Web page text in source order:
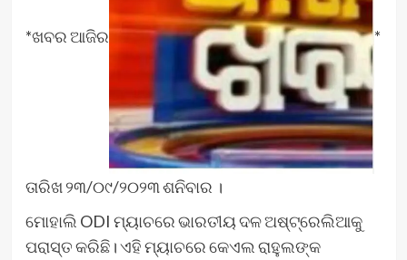
*ଖବର ଆଜିର *
ତାରିଖ ୨୩/୦୯/୨୦୨୩ ଶନିବାର ।
ମୋହାଲି ODI ମ୍ୟାଚରେ ଭାରତୀୟ ଦଳ ଅଷ୍ଟ୍ରେଲିଆକୁ
ପରାସ୍ତ କରିଛି। ଏହି ମ୍ୟାଚରେ କେଏଲ ରାହୁଲଙ୍କ